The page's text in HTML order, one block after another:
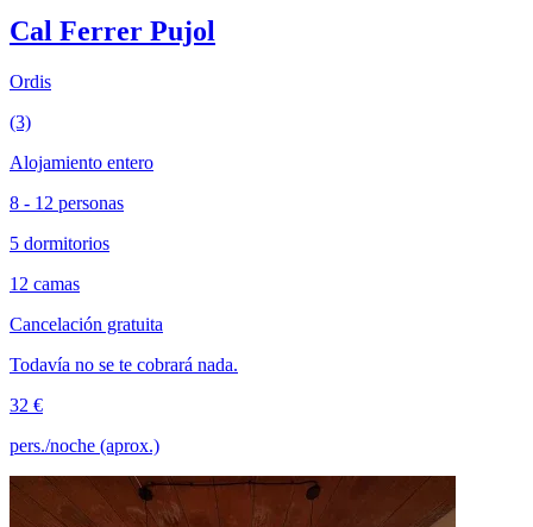
Cal Ferrer Pujol
Ordis
(3)
Alojamiento entero
8 - 12 personas
5 dormitorios
12 camas
Cancelación gratuita
Todavía no se te cobrará nada.
32 €
pers./noche (aprox.)